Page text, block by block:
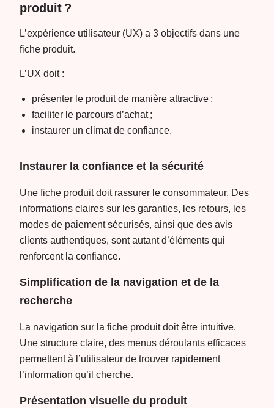
produit ?
L’expérience utilisateur (UX) a 3 objectifs dans une
fiche produit.
L’UX doit :
présenter le produit de manière attractive ;
faciliter le parcours d’achat ;
instaurer un climat de confiance.
Instaurer la confiance et la sécurité
Une fiche produit doit rassurer le consommateur. Des
informations claires sur les garanties, les retours, les
modes de paiement sécurisés, ainsi que des avis
clients authentiques, sont autant d’éléments qui
renforcent la confiance.
Simplification de la navigation et de la
recherche
La navigation sur la fiche produit doit être intuitive.
Une structure claire, des menus déroulants efficaces
permettent à l’utilisateur de trouver rapidement
l’information qu’il cherche.
Présentation visuelle du produit